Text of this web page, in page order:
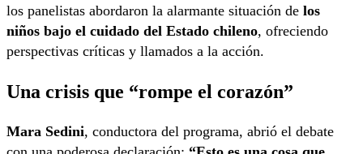
los panelistas abordaron la alarmante situación de los
niños bajo el cuidado del Estado chileno, ofreciendo
perspectivas críticas y llamados a la acción.
Una crisis que “rompe el corazón”
Mara Sedini, conductora del programa, abrió el debate